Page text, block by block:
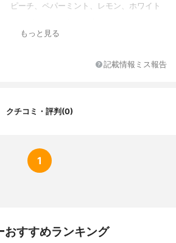
ピーチ、ペパーミント、レモン、ホワイト
レザー
もっと見る
記載情報ミス報告
クチコミ・評判(0)
1
おすすめランキング